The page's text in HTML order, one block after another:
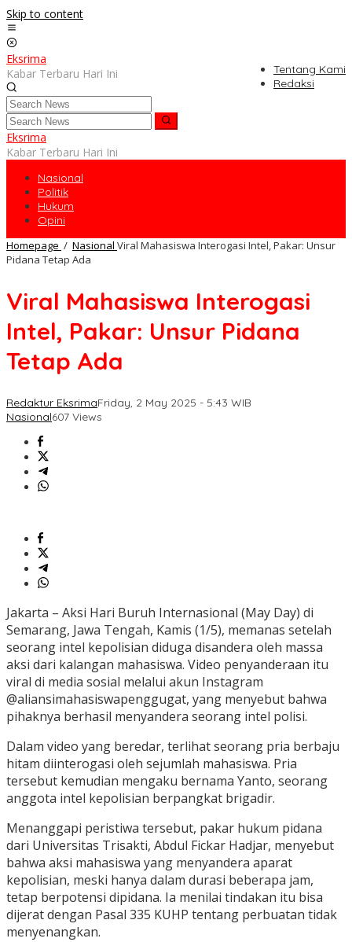
Skip to content
Tentang Kami
Redaksi
Eksrima
Kabar Terbaru Hari Ini
Eksrima
Kabar Terbaru Hari Ini
Nasional
Politik
Hukum
Opini
Homepage / Nasional Viral Mahasiswa Interogasi Intel, Pakar: Unsur
Pidana Tetap Ada
Viral Mahasiswa Interogasi
Intel, Pakar: Unsur Pidana
Tetap Ada
Redaktur EksrimaFriday, 2 May 2025 - 5:43 WIB
Nasional607 Views
Jakarta – Aksi Hari Buruh Internasional (May Day) di
Semarang, Jawa Tengah, Kamis (1/5), memanas setelah
seorang intel kepolisian diduga disandera oleh massa
aksi dari kalangan mahasiswa. Video penyanderaan itu
viral di media sosial melalui akun Instagram
@aliansimahasiswapenggugat, yang menyebut bahwa
pihaknya berhasil menyandera seorang intel polisi.
Dalam video yang beredar, terlihat seorang pria berbaju
hitam diinterogasi oleh sejumlah mahasiswa. Pria
tersebut kemudian mengaku bernama Yanto, seorang
anggota intel kepolisian berpangkat brigadir.
Menanggapi peristiwa tersebut, pakar hukum pidana
dari Universitas Trisakti, Abdul Fickar Hadjar, menyebut
bahwa aksi mahasiswa yang menyandera aparat
kepolisian, meski hanya dalam durasi beberapa jam,
tetap berpotensi dipidana. Ia menilai tindakan itu bisa
dijerat dengan Pasal 335 KUHP tentang perbuatan tidak
menyenangkan.